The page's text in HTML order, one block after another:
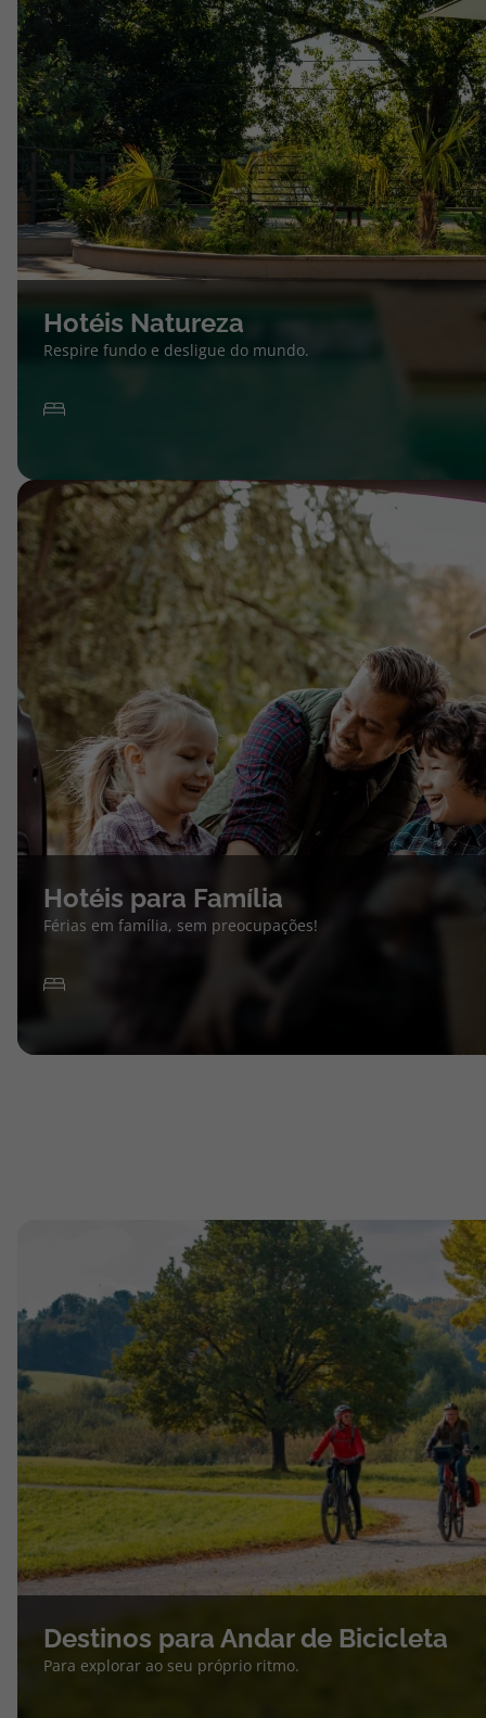
Hotéis Natureza
Respire fundo e desligue do mundo.
Hotéis para Família
Férias em família, sem preocupações!
Destinos para Andar de Bicicleta
Para explorar ao seu próprio ritmo.